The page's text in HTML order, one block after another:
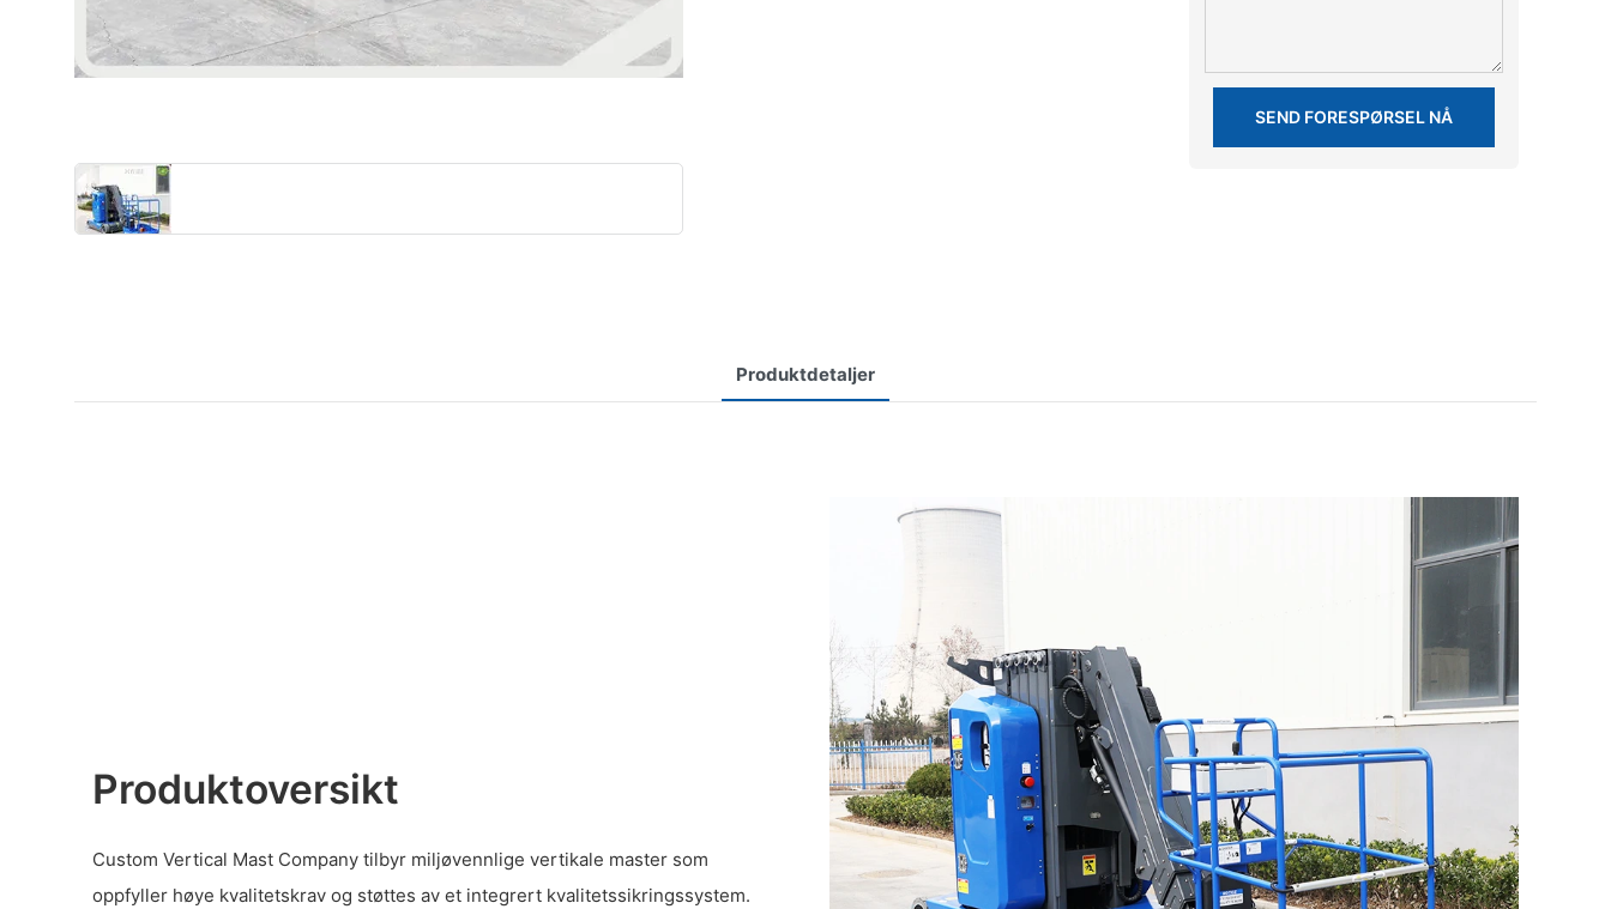
SEND FORESPØRSEL NÅ
Produktdetaljer
Produktoversikt
Custom Vertical Mast Company tilbyr miljøvennlige vertikale master som
oppfyller høye kvalitetskrav og støttes av et integrert kvalitetssikringssystem.